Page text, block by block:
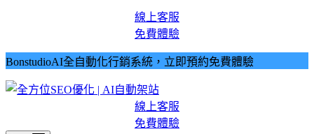
線上客服
免費體驗
BonstudioAI全自動化行銷系統，立即預約免費體驗
線上客服
免費體驗